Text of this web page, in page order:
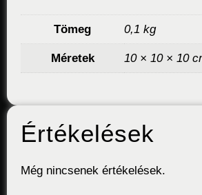
Tömeg 0,1 kg
Méretek 10 × 10 × 10
Értékelések
Még nincsenek értékelések.